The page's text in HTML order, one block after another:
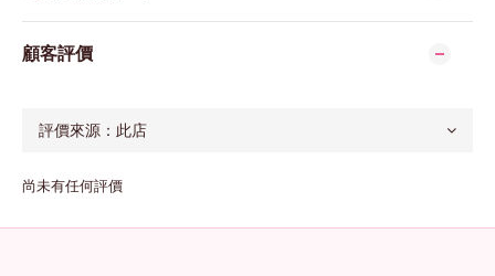
顧客評價
尚未有任何評價